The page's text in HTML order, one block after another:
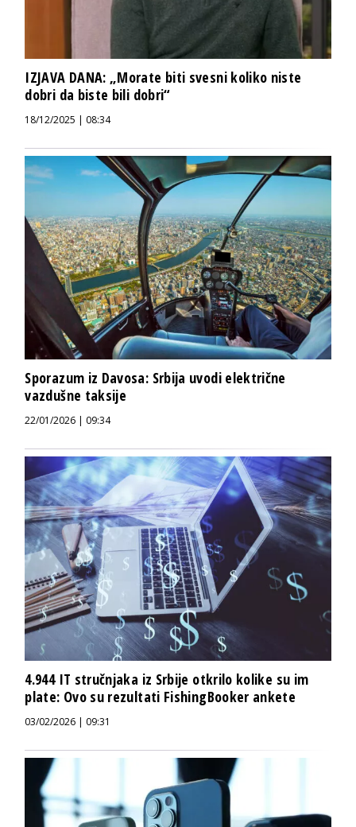
IZJAVA DANA: „Morate biti svesni koliko niste
dobri da biste bili dobri“
18/12/2025 | 08:34
Sporazum iz Davosa: Srbija uvodi električne
vazdušne taksije
22/01/2026 | 09:34
4.944 IT stručnjaka iz Srbije otkrilo kolike su im
plate: Ovo su rezultati FishingBooker ankete
03/02/2026 | 09:31